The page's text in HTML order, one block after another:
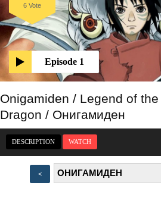
Episode 1
6 Vote
Onigamiden / Legend of
Dragon / Онигамиден
DESCRIPTION WATCH
<